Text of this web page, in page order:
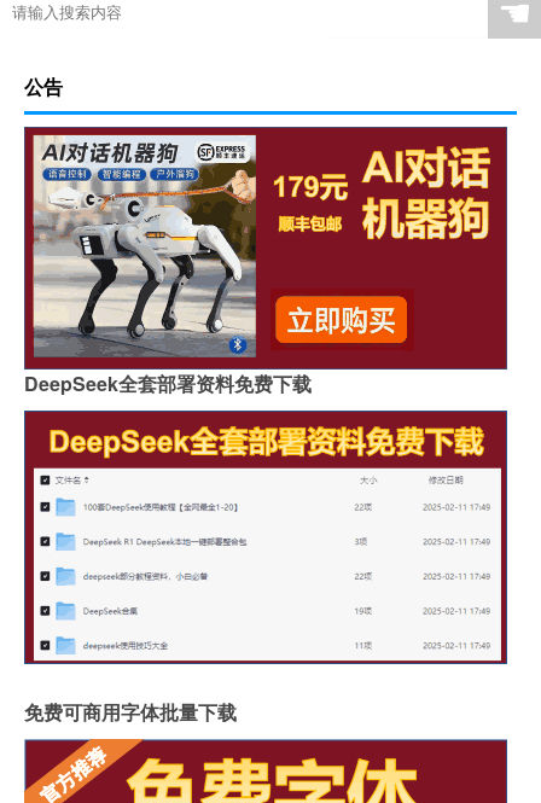
☚
公告
DeepSeek全套部署资料免费下载
免费可商用字体批量下载